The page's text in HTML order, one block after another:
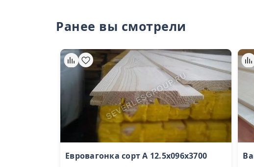
Ранее вы смотрели
Евровагонка сорт А 12.5х096х3700